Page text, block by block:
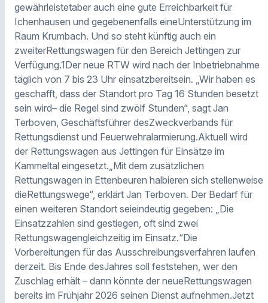
gewährleistetaber auch eine gute Erreichbarkeit für
Ichenhausen und gegebenenfalls eineUnterstützung im
Raum Krumbach. Und so steht künftig auch ein
zweiterRettungswagen für den Bereich Jettingen zur
Verfügung.1Der neue RTW wird nach der Inbetriebnahme
täglich von 7 bis 23 Uhr einsatzbereitsein. „Wir haben es
geschafft, dass der Standort pro Tag 16 Stunden besetzt
sein wird– die Regel sind zwölf Stunden“, sagt Jan
Terboven, Geschäftsführer desZweckverbands für
Rettungsdienst und Feuerwehralarmierung.Aktuell wird
der Rettungswagen aus Jettingen für Einsätze im
Kammeltal eingesetzt.„Mit dem zusätzlichen
Rettungswagen in Ettenbeuren halbieren sich stellenweise
dieRettungswege“, erklärt Jan Terboven. Der Bedarf für
einen weiteren Standort seieindeutig gegeben: „Die
Einsatzzahlen sind gestiegen, oft sind zwei
Rettungswagengleichzeitig im Einsatz.“Die
Vorbereitungen für das Ausschreibungsverfahren laufen
derzeit. Bis Ende desJahres soll feststehen, wer den
Zuschlag erhält – dann könnte der neueRettungswagen
bereits im Frühjahr 2026 seinen Dienst aufnehmen.Jetzt